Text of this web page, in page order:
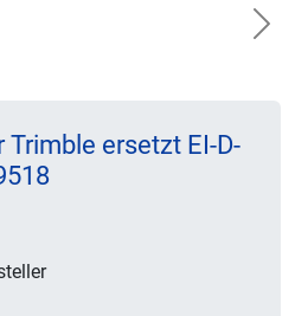
ersetzt EI-D-